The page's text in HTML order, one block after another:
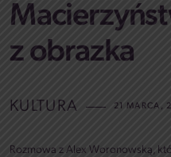
z obrazka
KULTURA 21 MARCA,
Rozmowa z Alex Woronowską,